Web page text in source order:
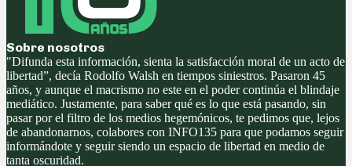
Sobre nosotros
"Difunda esta información, sienta la satisfacción moral de un acto de
libertad”, decía Rodolfo Walsh en tiempos siniestros. Pasaron 45
años, y aunque el macrismo no este en el poder continúa el blindaje
mediático. Justamente, para saber qué es lo que está pasando, sin
pasar por el filtro de los medios hegemónicos, te pedimos que, lejos
de abandonarnos, colabores con INFO135 para que podamos seguir
informándote y seguir siendo un espacio de libertad en medio de
tanta oscuridad.